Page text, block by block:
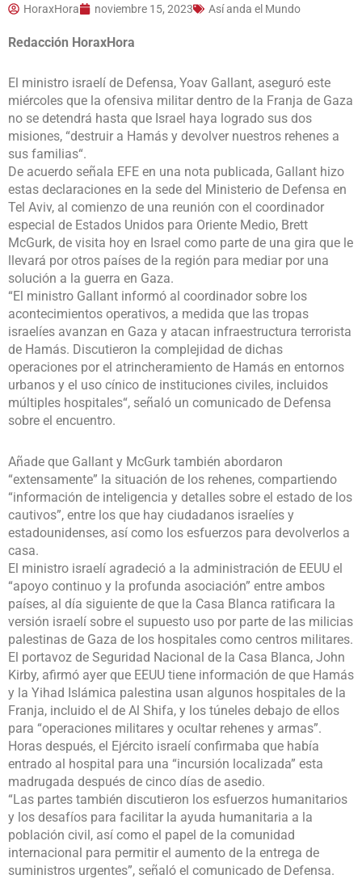
HoraxHora noviembre 15, 2023 Así anda el Mundo
Redacción HoraxHora
El ministro israelí de Defensa, Yoav Gallant, aseguró este
miércoles que la ofensiva militar dentro de la Franja de Gaza
no se detendrá hasta que Israel haya logrado sus dos
misiones, “destruir a Hamás y devolver nuestros rehenes a
sus familias“.
De acuerdo señala EFE en una nota publicada, Gallant hizo
estas declaraciones en la sede del Ministerio de Defensa en
Tel Aviv, al comienzo de una reunión con el coordinador
especial de Estados Unidos para Oriente Medio, Brett
McGurk, de visita hoy en Israel como parte de una gira que le
llevará por otros países de la región para mediar por una
solución a la guerra en Gaza.
“El ministro Gallant informó al coordinador sobre los
acontecimientos operativos, a medida que las tropas
israelíes avanzan en Gaza y atacan infraestructura terrorista
de Hamás. Discutieron la complejidad de dichas
operaciones por el atrincheramiento de Hamás en entornos
urbanos y el uso cínico de instituciones civiles, incluidos
múltiples hospitales“, señaló un comunicado de Defensa
sobre el encuentro.
Añade que Gallant y McGurk también abordaron
“extensamente” la situación de los rehenes, compartiendo
“información de inteligencia y detalles sobre el estado de los
cautivos”, entre los que hay ciudadanos israelíes y
estadounidenses, así como los esfuerzos para devolverlos a
casa.
El ministro israelí agradeció a la administración de EEUU el
“apoyo continuo y la profunda asociación” entre ambos
países, al día siguiente de que la Casa Blanca ratificara la
versión israelí sobre el supuesto uso por parte de las milicias
palestinas de Gaza de los hospitales como centros militares.
El portavoz de Seguridad Nacional de la Casa Blanca, John
Kirby, afirmó ayer que EEUU tiene información de que Hamás
y la Yihad Islámica palestina usan algunos hospitales de la
Franja, incluido el de Al Shifa, y los túneles debajo de ellos
para “operaciones militares y ocultar rehenes y armas”.
Horas después, el Ejército israelí confirmaba que había
entrado al hospital para una “incursión localizada” esta
madrugada después de cinco días de asedio.
“Las partes también discutieron los esfuerzos humanitarios
y los desafíos para facilitar la ayuda humanitaria a la
población civil, así como el papel de la comunidad
internacional para permitir el aumento de la entrega de
suministros urgentes”, señaló el comunicado de Defensa.